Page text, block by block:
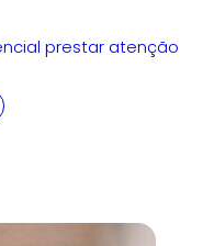
prestar atenção